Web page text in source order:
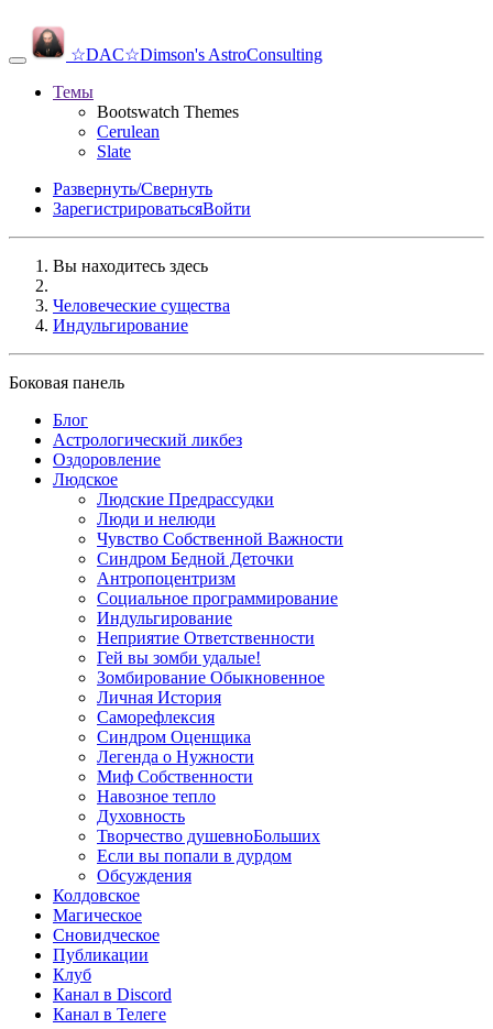
☆DAC☆Dimson's AstroConsulting
Темы
Bootswatch Themes
Cerulean
Slate
Развернуть/Свернуть
ЗарегистрироватьсяВойти
Вы находитесь здесь
Человеческие существа
Индульгирование
Боковая панель
Блог
Аcтрологический ликбез
Оздоровление
Людское
Людские Предрассудки
Люди и нелюди
Чувство Собственной Важности
Синдром Бедной Деточки
Антропоцентризм
Cоциальное программирование
Индульгирование
Неприятие Ответственности
Гей вы зомби удалые!
Зомбирование Обыкновенное
Личная История
Саморефлексия
Синдром Оценщика
Легенда о Нужности
Миф Собственности
Навозное тепло
Духовность
Творчество душевноБольших
Если вы попали в дурдом
Обсуждения
Колдовское
Магическое
Сновидческое
Публикации
Клуб
Канал в Discord
Канал в Телеге